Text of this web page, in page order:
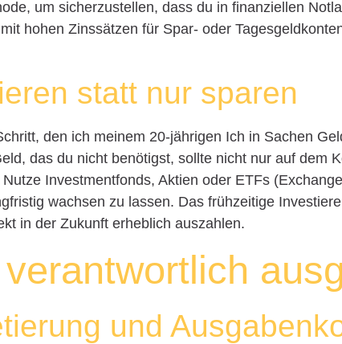
um sicherzustellen, dass du in finanziellen
hohen Zinssätzen für Spar- oder
statt nur sparen
den ich meinem 20-jährigen Ich in Sachen
das du nicht benötigst, sollte nicht nur auf dem
Investmentfonds, Aktien oder ETFs
wachsen zu lassen. Das frühzeitige
in der Zukunft erheblich auszahlen.
und